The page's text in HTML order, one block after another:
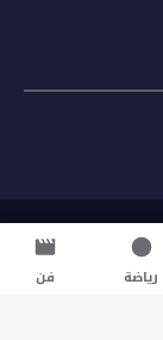
رياضة فن